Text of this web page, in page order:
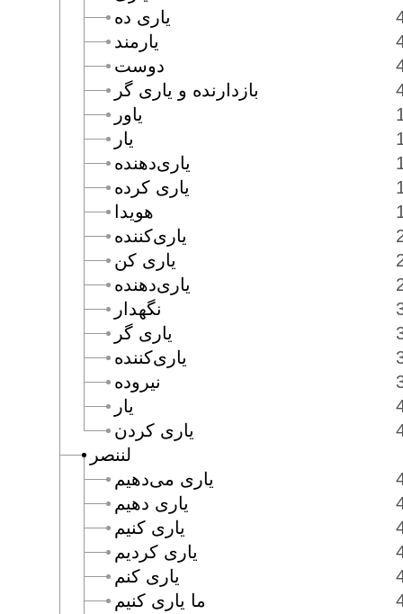
لننصر
يارى ده
يارمند
دوست
بازدارنده و يارى گر
ياور
يار
يارى‌دهنده
يارى كرده
هويدا
يارى‌كننده
يارى كن
يارى‌دهنده
نگهدار
يارى گر
يارى‌كننده
نيروده
يار
يارى كردن
يارى مى‌دهيم
يارى دهيم
يارى كنيم
يارى كرديم
يارى كنم
ما يارى كنيم